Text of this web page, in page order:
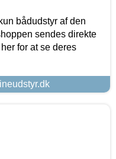
bådudstyr af den
sendes direkte
for at se deres